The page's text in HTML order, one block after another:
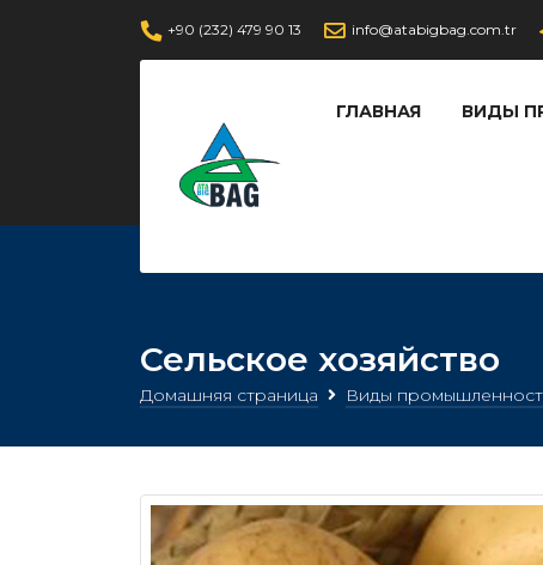
+90 (232) 479 90 13 info@atabigbag.com.tr
ГЛАВНАЯ ВИДЫ
Сельское хозяйство
Домашняя страница Виды